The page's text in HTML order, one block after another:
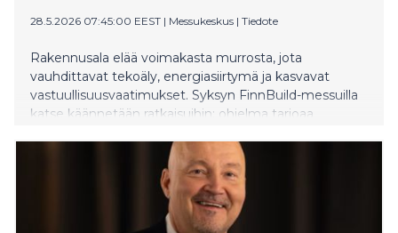
28.5.2026 07:45:00 EEST | Messukeskus | Tiedote
Rakennusala elää voimakasta murrosta, jota
vauhdittavat tekoäly, energiasiirtymä ja kasvavat
vastuullisuusvaatimukset. Syksyn FinnBuild-messuilla
katse käännetään ratkaisuihin: ohjelma tarjoaa
konkreettisia näkökulmia siihen, miten rakentaminen
uudistuu kohti kestävämpää ja tehokkaampaa